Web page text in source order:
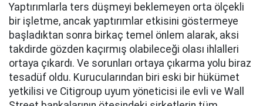
Yaptırımlarla ters düşmeyi beklemeyen orta ölçekli
bir işletme, ancak yaptırımlar etkisini göstermeye
başladıktan sonra birkaç temel önlem alarak, aksi
takdirde gözden kaçırmış olabileceği olası ihlalleri
ortaya çıkardı. Ve sorunları ortaya çıkarma yolu biraz
tesadüf oldu. Kurucularından biri eski bir hükümet
yetkilisi ve Citigroup uyum yöneticisi ile evli ve Wall